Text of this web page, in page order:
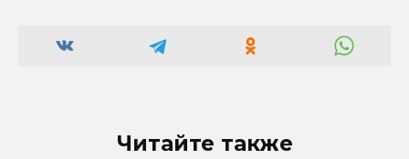
Читайте также